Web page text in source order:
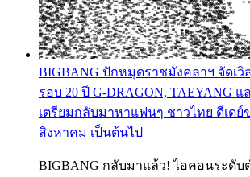
BIGBANG ปักหมุดราชมังคลาฯ จัดเ
รอบ 20 ปี G-DRAGON, TAEYANG แ
เตรียมกลับมาหาแฟนๆ ชาวไทย ดีเดย์
สิงหาคม เป็นต้นไป
BIGBANG กลับมาแล้ว! ไอคอนระดับ